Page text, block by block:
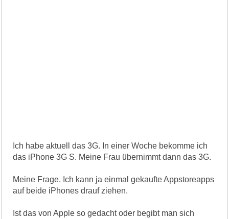
Ich habe aktuell das 3G. In einer Woche bekomme ich
das iPhone 3G S. Meine Frau übernimmt dann das 3G.
Meine Frage. Ich kann ja einmal gekaufte Appstoreapps
auf beide iPhones drauf ziehen.
Ist das von Apple so gedacht oder begibt man sich